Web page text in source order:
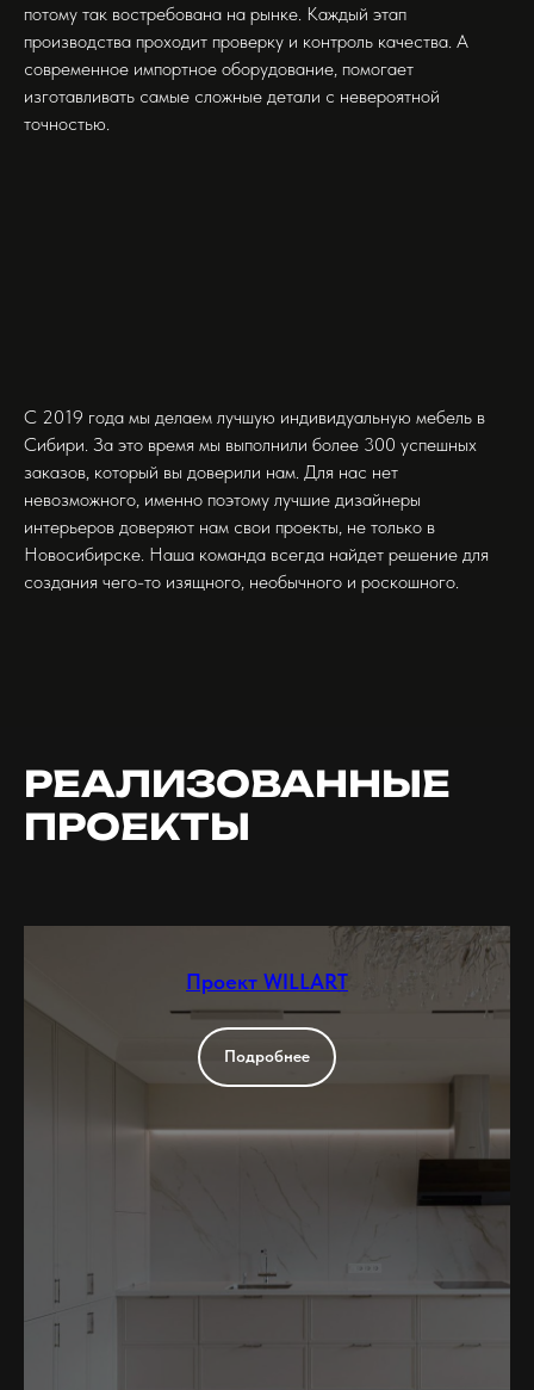
потому так востребована на рынке. Каждый этап
производства проходит проверку и контроль качества. А
современное импортное оборудование, помогает
изготавливать самые сложные детали с невероятной
точностью.
С 2019 года мы делаем лучшую индивидуальную мебель в
Сибири. За это время мы выполнили более 300 успешных
заказов, который вы доверили нам. Для нас нет
невозможного, именно поэтому лучшие дизайнеры
интерьеров доверяют нам свои проекты, не только в
Новосибирске. Наша команда всегда найдет решение для
создания чего-то изящного, необычного и роскошного.
РЕАЛИЗОВАННЫЕ
ПРОЕКТЫ
Проект WILLART
Подробнее